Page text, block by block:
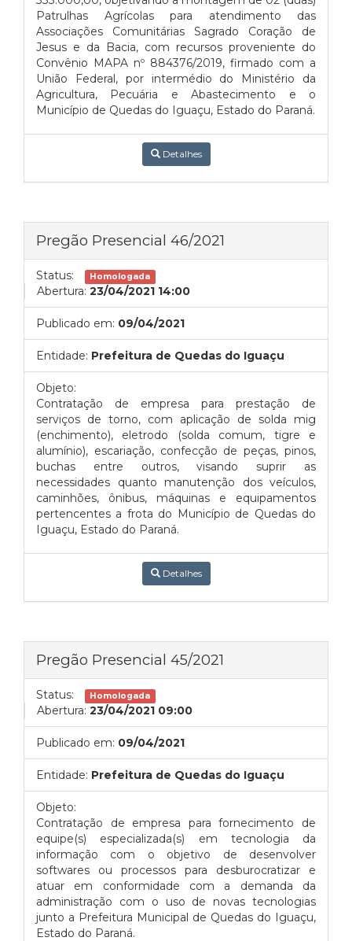
Patrulhas Agrícolas para atendimento das
Associações Comunitárias Sagrado Coração de
Jesus e da Bacia, com recursos proveniente do
Convênio MAPA nº 884376/2019, firmado com a
União Federal, por intermédio do Ministério da
Agricultura, Pecuária e Abastecimento e o
Município de Quedas do Iguaçu, Estado do Paraná.
Detalhes
Pregão Presencial 46/2021
Status: Homologada
Abertura: 23/04/2021 14:00
Publicado em: 09/04/2021
Entidade: Prefeitura de Quedas do Iguaçu
Objeto:
Contratação de empresa para prestação de
serviços de torno, com aplicação de solda mig
(enchimento), eletrodo (solda comum, tigre e
alumínio), escariação, confecção de peças, pinos,
buchas entre outros, visando suprir as
necessidades quanto manutenção dos veículos,
caminhões, ônibus, máquinas e equipamentos
pertencentes a frota do Município de Quedas do
Iguaçu, Estado do Paraná.
Detalhes
Pregão Presencial 45/2021
Status: Homologada
Abertura: 23/04/2021 09:00
Publicado em: 09/04/2021
Entidade: Prefeitura de Quedas do Iguaçu
Objeto:
Contratação de empresa para fornecimento de
equipe(s) especializada(s) em tecnologia da
informação com o objetivo de desenvolver
softwares ou processos para desburocratizar e
atuar em conformidade com a demanda da
administração com o uso de novas tecnologias
junto a Prefeitura Municipal de Quedas do Iguaçu,
Estado do Paraná.